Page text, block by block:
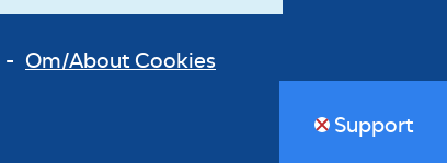
- Om/About Cookies
Support